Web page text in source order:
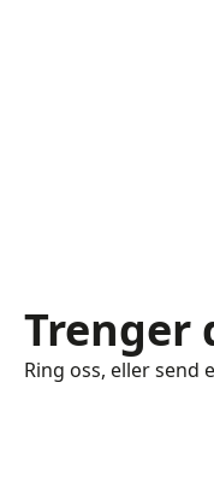
Trenger
Ring oss, eller